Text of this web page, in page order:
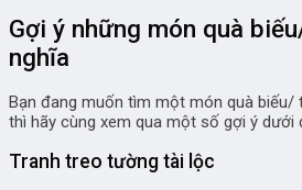
Gợi ý những món quà
nghĩa
Bạn đang muốn tìm một món quà
thì hãy cùng xem qua một số gợi ý dưới
Tranh treo tường tài lộc